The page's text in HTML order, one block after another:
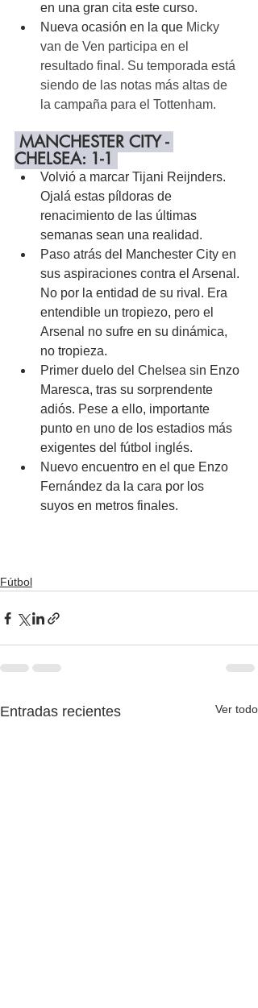
en una gran cita este curso.
Nueva ocasión en la que Micky
van de Ven participa en el
resultado final. Su temporada está
siendo de las notas más altas de
la campaña para el Tottenham.
MANCHESTER CITY -
CHELSEA: 1-1
Volvió a marcar Tijani Reijnders.
Ojalá estas píldoras de
renacimiento de las últimas
semanas sean una realidad.
Paso atrás del Manchester City en
sus aspiraciones contra el Arsenal.
No por la entidad de su rival. Era
entendible un tropiezo, pero el
Arsenal no sufre en su dinámica,
no tropieza.
Primer duelo del Chelsea sin Enzo
Maresca, tras su sorprendente
adiós. Pese a ello, importante
punto en uno de los estadios más
exigentes del fútbol inglés.
Nuevo encuentro en el que Enzo
Fernández da la cara por los
suyos en metros finales.
Fútbol
Entradas recientes Ver todo